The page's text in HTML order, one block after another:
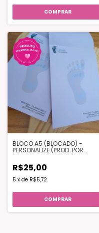
COMPRAR
BLOCO A5 (BLOCADO) -
PERSONALIZE (PROD. POR
R$25,00
5 x de R$5,72
COMPRAR